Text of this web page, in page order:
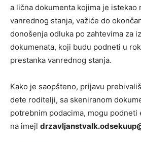
a lična dokumenta kojima je istekao
vanrednog stanja, važiće do
donošenja odluka po zahtevima za
dokumenata, koji budu podneti u
prestanka vanrednog stanja.
Kako je saopšteno, prijavu
dete roditelji, sa skeniranom
potrebnim podacima, mogu
na imejl